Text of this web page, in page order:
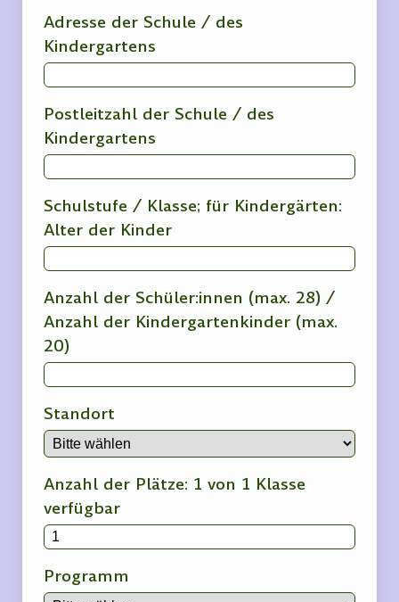
Adresse der Schule / des
Kindergartens
Postleitzahl der Schule / des
Kindergartens
Schulstufe / Klasse; für Kindergärten:
Alter der Kinder
Anzahl der Schüler:innen (max. 28) /
Anzahl der Kindergartenkinder (max.
20)
Standort
Anzahl der Plätze: 1 von 1 Klasse
verfügbar
Programm